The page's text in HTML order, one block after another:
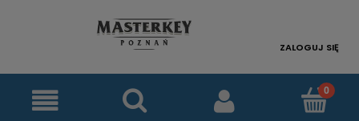
ZALOGUJ SIĘ